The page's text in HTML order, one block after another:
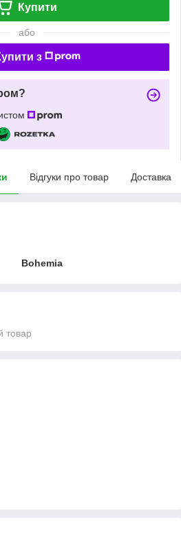
Купити
або
з
Відгуки про товар Доставка
Bohemia
товар